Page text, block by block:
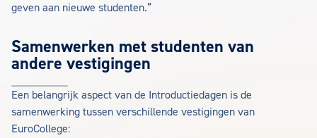
geven aan nieuwe studenten.”
Samenwerken met studenten van
andere vestigingen
Een belangrijk aspect van de Introductiedagen is de
samenwerking tussen verschillende vestigingen van
EuroCollege: